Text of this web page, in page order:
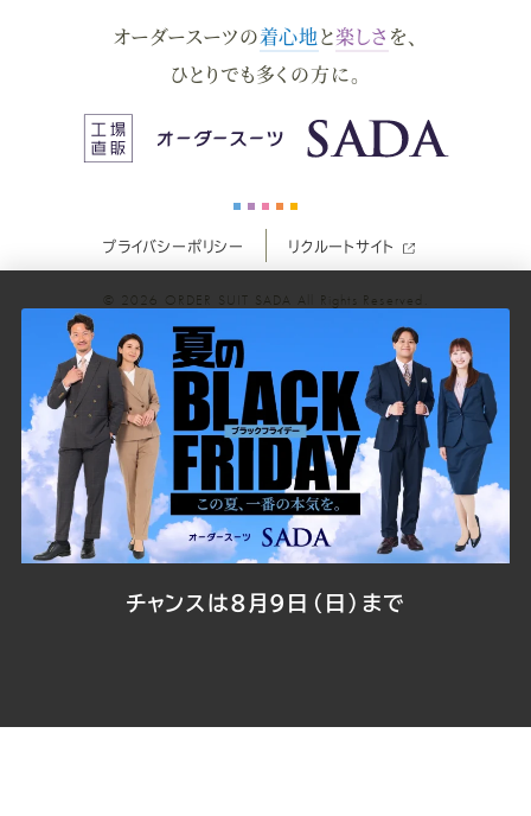
ー
ス
ツ
SADA
の
公
式
Youtube
ー
ス
ー
ツ
SADA
の
公
式
Facebook
ー
ス
ー
ツ
SADA
の
公
式
Twitter
ー
ス
ツ
SADA
の
公
式
ス
ツ
SADA
の
公
式
オーダースーツの着心地と楽しさ を、
ひとりでも多くの方に。
プライバシーポリシー リクルートサイト
© 2026 ORDER SUIT SADA All Rights Reserved.
チャンスは8月9日（日）まで